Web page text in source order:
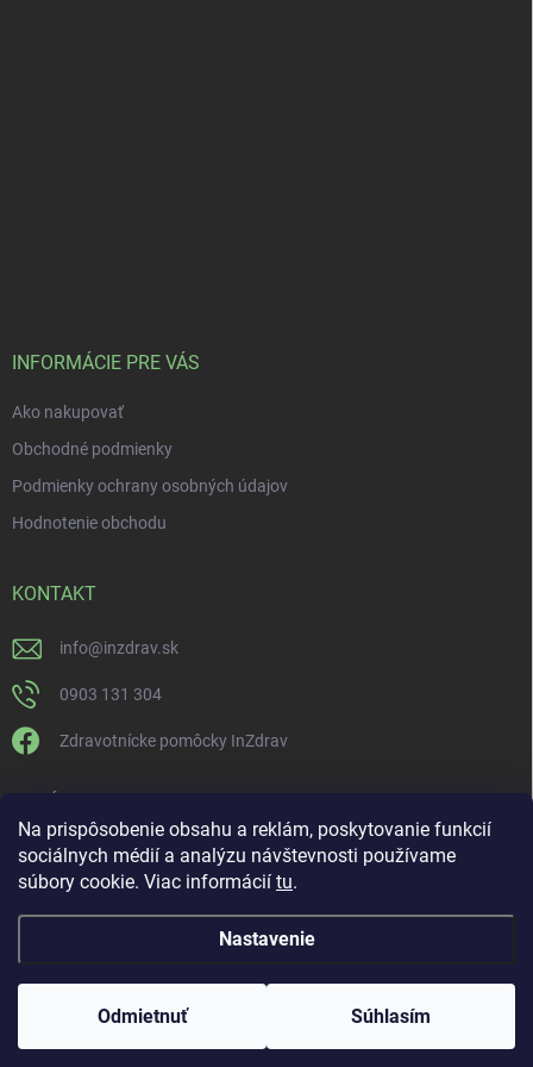
Na prispôsobenie obsahu a reklám, poskytovanie funkcií
sociálnych médií a analýzu návštevnosti používame
súbory cookie. Viac informácií tu.
Nastavenie
Odmietnuť Súhlasím
ŠPECIALISTI NA ORTÉZY, KOMPRESNÚ TERAPIU A
INFORMÁCIE PRE VÁS
Ako nakupovať
Obchodné podmienky
Podmienky ochrany osobných údajov
Hodnotenie obchodu
KONTAKT
info@inzdrav.sk
0903 131 304
Zdravotnícke pomôcky InZdrav
Vytvoril Shoptet
Copyright 2026IN-ZDRAV. Všetky práva vyhradené.Upraviť nastavenie